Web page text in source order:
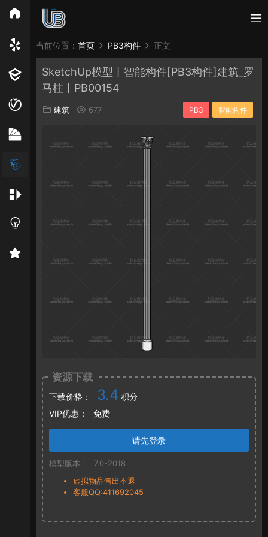
所有分类
Enscape PB3构件 构件 轮廓
当前位置： 首页 PB3构件 正文
SketchUp模型丨智能构件[PB3构件]建筑_罗
马柱丨PB00154
建筑 677 PB3 智能构件
资源下载
下载价格： 3.4 积分
VIP优惠：
免费
请先登录
模型版本：
7.0-2018
虚拟物品售出不退
客服QQ:411692045